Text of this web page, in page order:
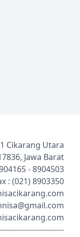
Cikarang Utara
Jawa Barat
-8904503
: (021)8903350